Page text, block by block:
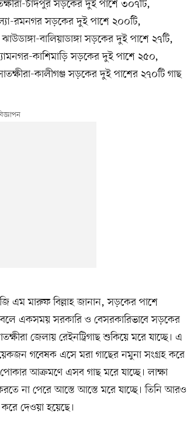
চাঁদপুর সড়কের দুই পাশে ৩০৭টি,
রমনগর সড়কের দুই পাশে ২০০টি,
বালিয়াডাঙ্গা সড়কের দুই পাশে ২৭টি,
কাশিমাড়ি সড়কের দুই পাশে ২৫০,
কালীগঞ্জ সড়কের দুই পাশের ২৭০টি গাছ
জি এম মারুফ বিল্লাহ জানান, সড়কের পাশে
বলে একসময় সরকারি ও বেসরকারিভাবে সড়কের
জেলায় রেইনট্রিগাছ শুকিয়ে মরে যাচ্ছে। এ
গবেষক এসে মরা গাছের নমুনা সংগ্রহ করে
পোকার আক্রমণে এসব গাছ মরে যাচ্ছে। লাক্ষা
না পেরে আস্তে আস্তে মরে যাচ্ছে। তিনি আরও
করে দেওয়া হয়েছে।